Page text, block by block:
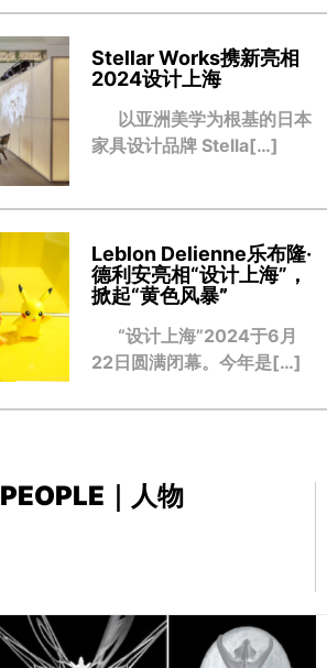
Stellar Works携新亮相
2024设计上海
以亚洲美学为根基的日本
家具设计品牌 Stella[…]
Leblon Delienne乐布隆·
德利安亮相“设计上海”，
掀起“黄色风暴”
“设计上海”2024于6月
22日圆满闭幕。今年是[…]
PEOPLE｜人物